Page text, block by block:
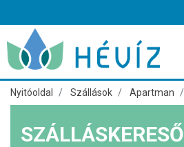
Nyitóoldal Szállások Apartman
SZÁLLÁSKERESŐ